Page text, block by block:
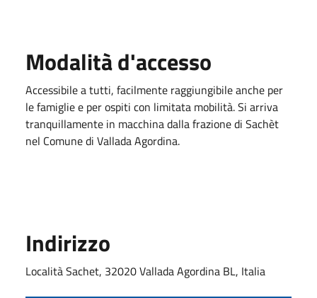
Modalità d'accesso
Accessibile a tutti, facilmente raggiungibile anche per
le famiglie e per ospiti con limitata mobilità. Si arriva
tranquillamente in macchina dalla frazione di Sachèt
nel Comune di Vallada Agordina.
Indirizzo
Località Sachet, 32020 Vallada Agordina BL, Italia